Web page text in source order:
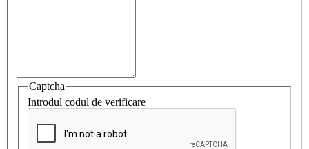
Captcha
Introdul codul de verificare